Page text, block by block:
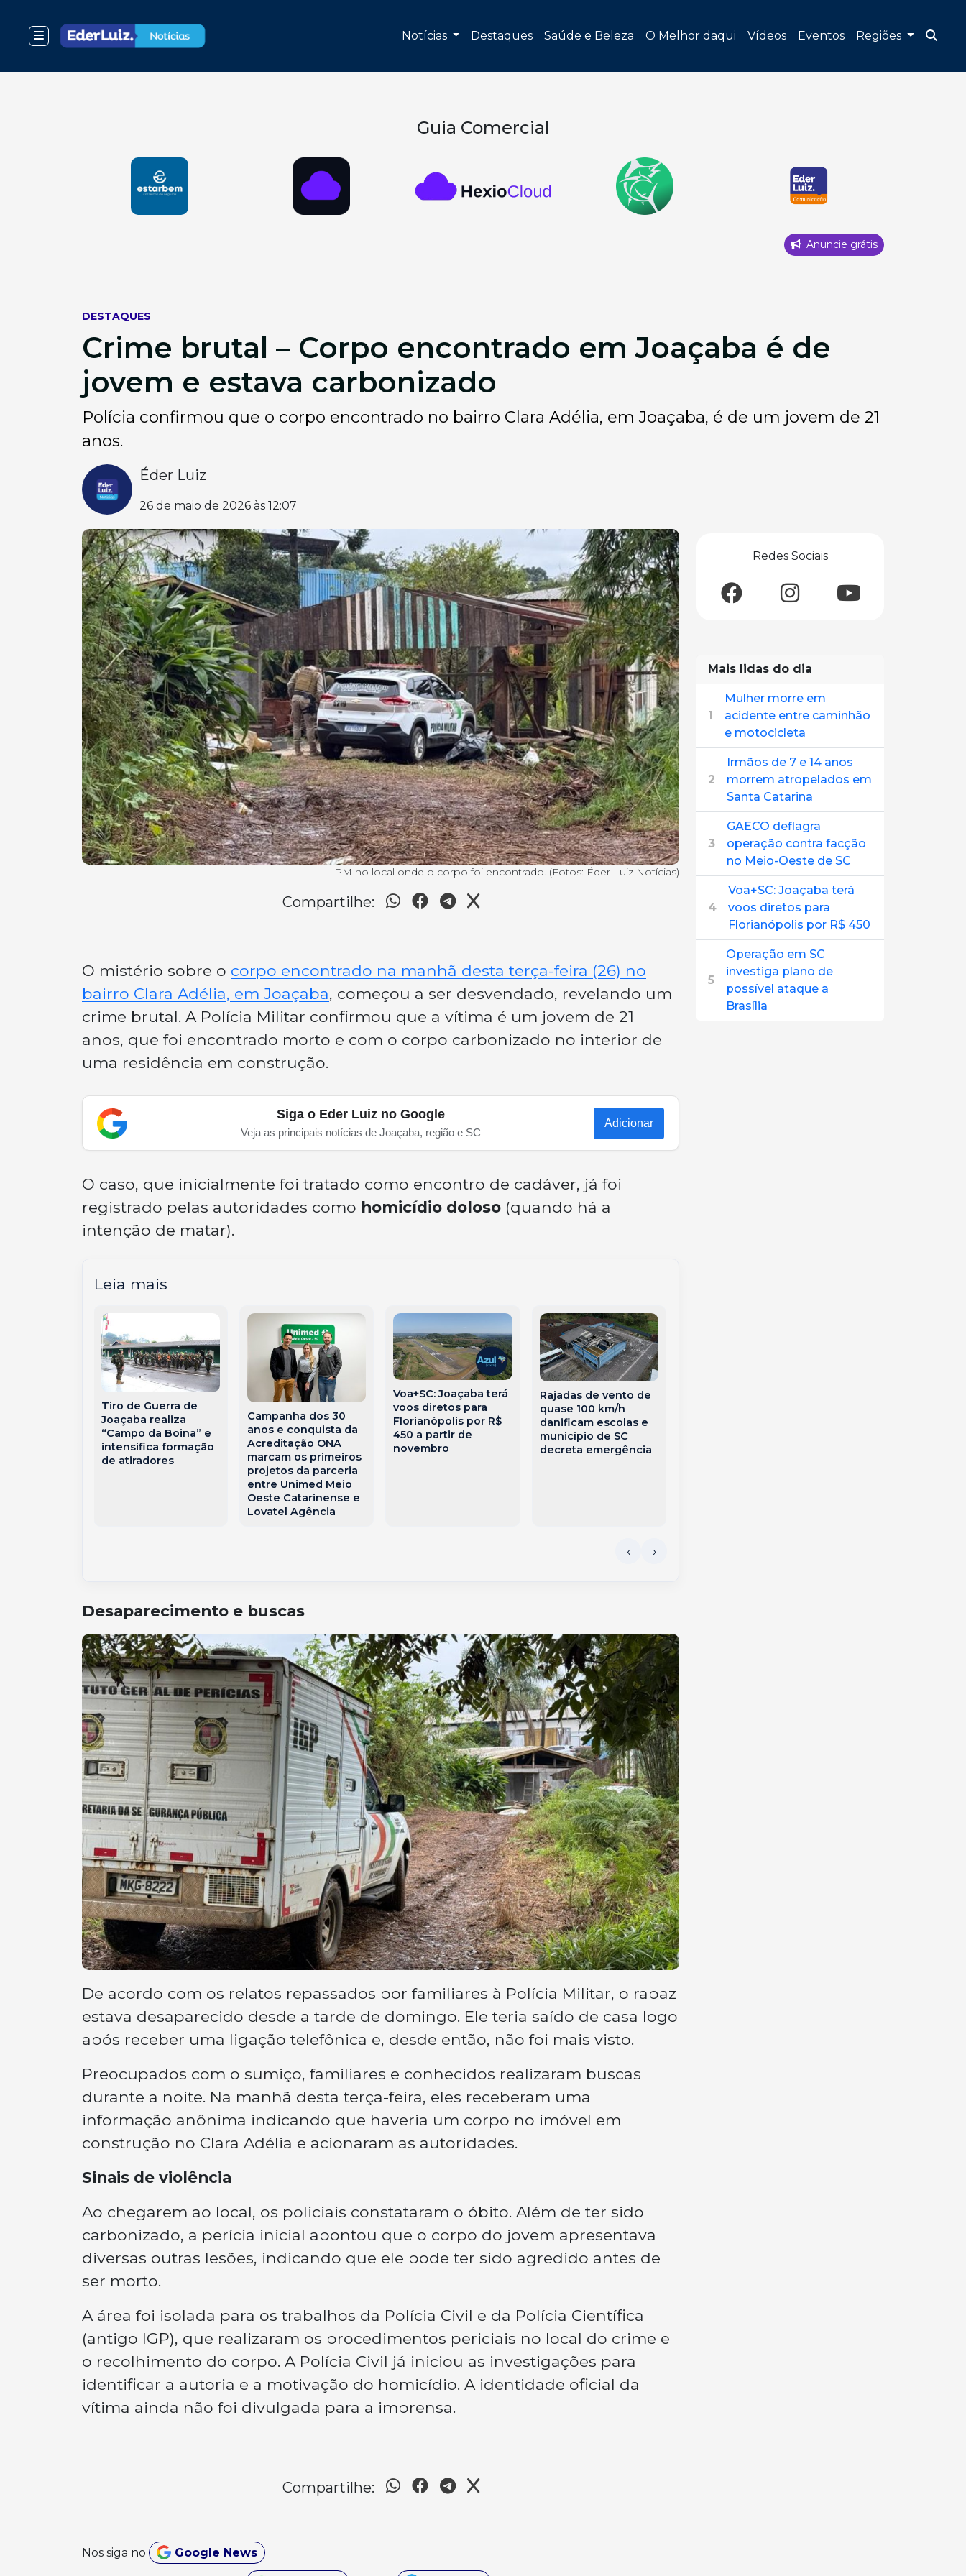
Notícias Destaques Saúde e Beleza O Melhor daqui Vídeos Eventos Regiões
Guia Comercial
Anuncie grátis
DESTAQUES
Crime brutal – Corpo encontrado em Joaçaba é de
jovem e estava carbonizado
Polícia confirmou que o corpo encontrado no bairro Clara Adélia, em Joaçaba, é de um jovem de 21
anos.
Éder Luiz
26 de maio de 2026 às 12:07
PM no local onde o corpo foi encontrado. (Fotos: Éder Luiz Notícias)
Compartilhe:
O mistério sobre o corpo encontrado na manhã desta terça-feira (26) no
bairro Clara Adélia, em Joaçaba, começou a ser desvendado, revelando um
crime brutal. A Polícia Militar confirmou que a vítima é um jovem de 21
anos, que foi encontrado morto e com o corpo carbonizado no interior de
uma residência em construção.
Siga o Eder Luiz no Google
Veja as principais notícias de Joaçaba, região e SC
Adicionar
O caso, que inicialmente foi tratado como encontro de cadáver, já foi
registrado pelas autoridades como homicídio doloso (quando há a
intenção de matar).
Leia mais
Tiro de Guerra de
Joaçaba realiza
“Campo da Boina” e
intensifica formação
de atiradores
Campanha dos 30
anos e conquista da
Acreditação ONA
marcam os primeiros
projetos da parceria
entre Unimed Meio
Oeste Catarinense e
Lovatel Agência
Voa+SC: Joaçaba terá
voos diretos para
Florianópolis por R$
450 a partir de
novembro
Rajadas de vento de
quase 100 km/h
danificam escolas e
município de SC
decreta emergência
Desaparecimento e buscas
De acordo com os relatos repassados por familiares à Polícia Militar, o rapaz
estava desaparecido desde a tarde de domingo. Ele teria saído de casa logo
após receber uma ligação telefônica e, desde então, não foi mais visto.
Preocupados com o sumiço, familiares e conhecidos realizaram buscas
durante a noite. Na manhã desta terça-feira, eles receberam uma
informação anônima indicando que haveria um corpo no imóvel em
construção no Clara Adélia e acionaram as autoridades.
Sinais de violência
Ao chegarem ao local, os policiais constataram o óbito. Além de ter sido
carbonizado, a perícia inicial apontou que o corpo do jovem apresentava
diversas outras lesões, indicando que ele pode ter sido agredido antes de
ser morto.
A área foi isolada para os trabalhos da Polícia Civil e da Polícia Científica
(antigo IGP), que realizaram os procedimentos periciais no local do crime e
o recolhimento do corpo. A Polícia Civil já iniciou as investigações para
identificar a autoria e a motivação do homicídio. A identidade oficial da
vítima ainda não foi divulgada para a imprensa.
Compartilhe:
Nos siga no Google News
Redes Sociais
Mais lidas do dia
1
Mulher morre em
acidente entre caminhão
e motocicleta
2
Irmãos de 7 e 14 anos
morrem atropelados em
Santa Catarina
3
GAECO deflagra
operação contra facção
no Meio-Oeste de SC
4
Voa+SC: Joaçaba terá
voos diretos para
Florianópolis por R$ 450
5
Operação em SC
investiga plano de
possível ataque a
Brasília